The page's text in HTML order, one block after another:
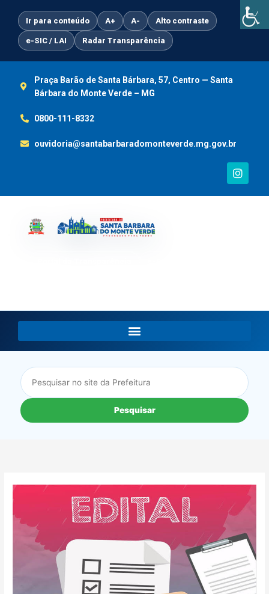
conteúdo
Ir para conteúdo A+ A- Alto contraste
e-SIC / LAI Radar Transparência
Praça Barão de Santa Bárbara, 57, Centro — Santa
Bárbara do Monte Verde – MG
0800-111-8332
ouvidoria@santabarbaradomonteverde.mg.gov.br
I
n
t
Pesquisar